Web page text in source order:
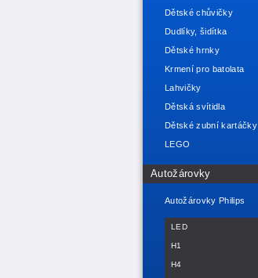
Dětské chůvičky
Dudlíky, šidítka
Dětské hrnky
Krmení pro batolata
Lahvičky
Dětská svítidla
Dětské zubní kartáčky
LEGO
Autožárovky
Autožárovky Philips
LED
H1
H4